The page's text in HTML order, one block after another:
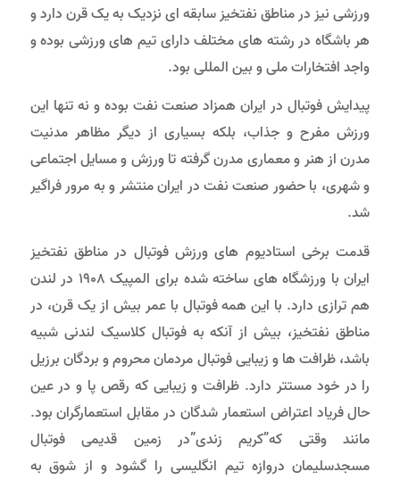
ورزشی نیز در مناطق نفتخیز سابقه ای نزدیک به یک قرن دارد و
هر باشگاه در رشته های مختلف دارای تیم های ورزشی بوده و
واجد افتخارات ملی و بین المللی بود.
پیدایش فوتبال در ایران همزاد صنعت نفت بوده و نه تنها این
ورزش مفرح و جذاب، بلکه بسیاری از دیگر مظاهر مدنیت
مدرن از هنر و معماری مدرن گرفته تا ورزش و مسایل اجتماعی
و شهری، با حضور صنعت نفت در ایران منتشر و به مرور فراگیر
شد.
قدمت برخی استادیوم های ورزش فوتبال در مناطق نفتخیز
ایران با ورزشگاه های ساخته شده برای المپیک 1908 در لندن
هم ترازی دارد. با اين همه فوتبال با عمر بیش از یک قرن، در
مناطق نفتخیز، بیش از آنکه به فوتبال کلاسیک لندنی شبیه
باشد، ظرافت ها و زیبایی فوتبال مردمان محروم و بردگان برزیل
را در خود مستتر دارد. ظرافت و زیبایی که رقص پا و در عین
حال فریاد اعتراض استعمار شدگان در مقابل استعمارگران بود.
مانند وقتی که”کریم زندی”در زمین قدیمی فوتبال
مسجدسلیمان دروازه تیم انگلیسی را گشود و از شوق به